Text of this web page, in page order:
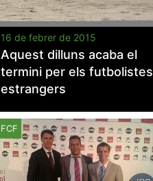
16 de febrer de 2015
Aquest dilluns acaba el
termini per els futbolistes
estrangers
FCF